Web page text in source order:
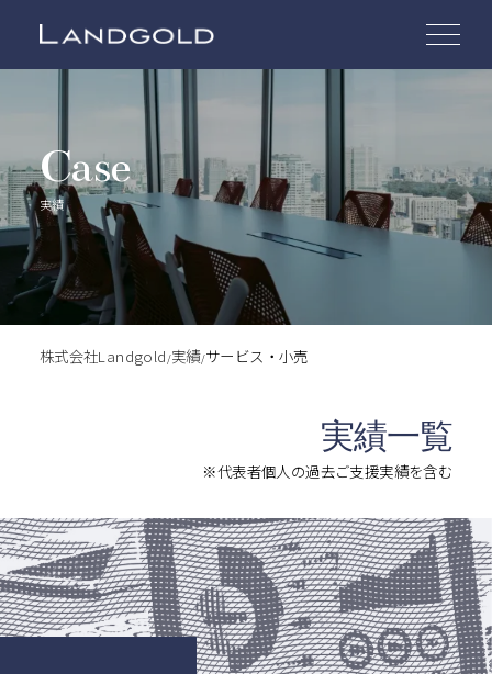
Case
実績
株式会社Landgold /実績/サービス・小売
実績一覧
※代表者個人の過去ご支援実績を含む